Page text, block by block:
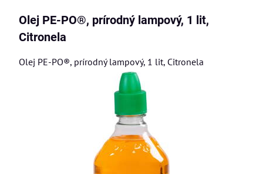
Olej PE-PO®, prírodný lampový, 1 lit,
Citronela
Olej PE-PO®, prírodný lampový, 1 lit, Citronela